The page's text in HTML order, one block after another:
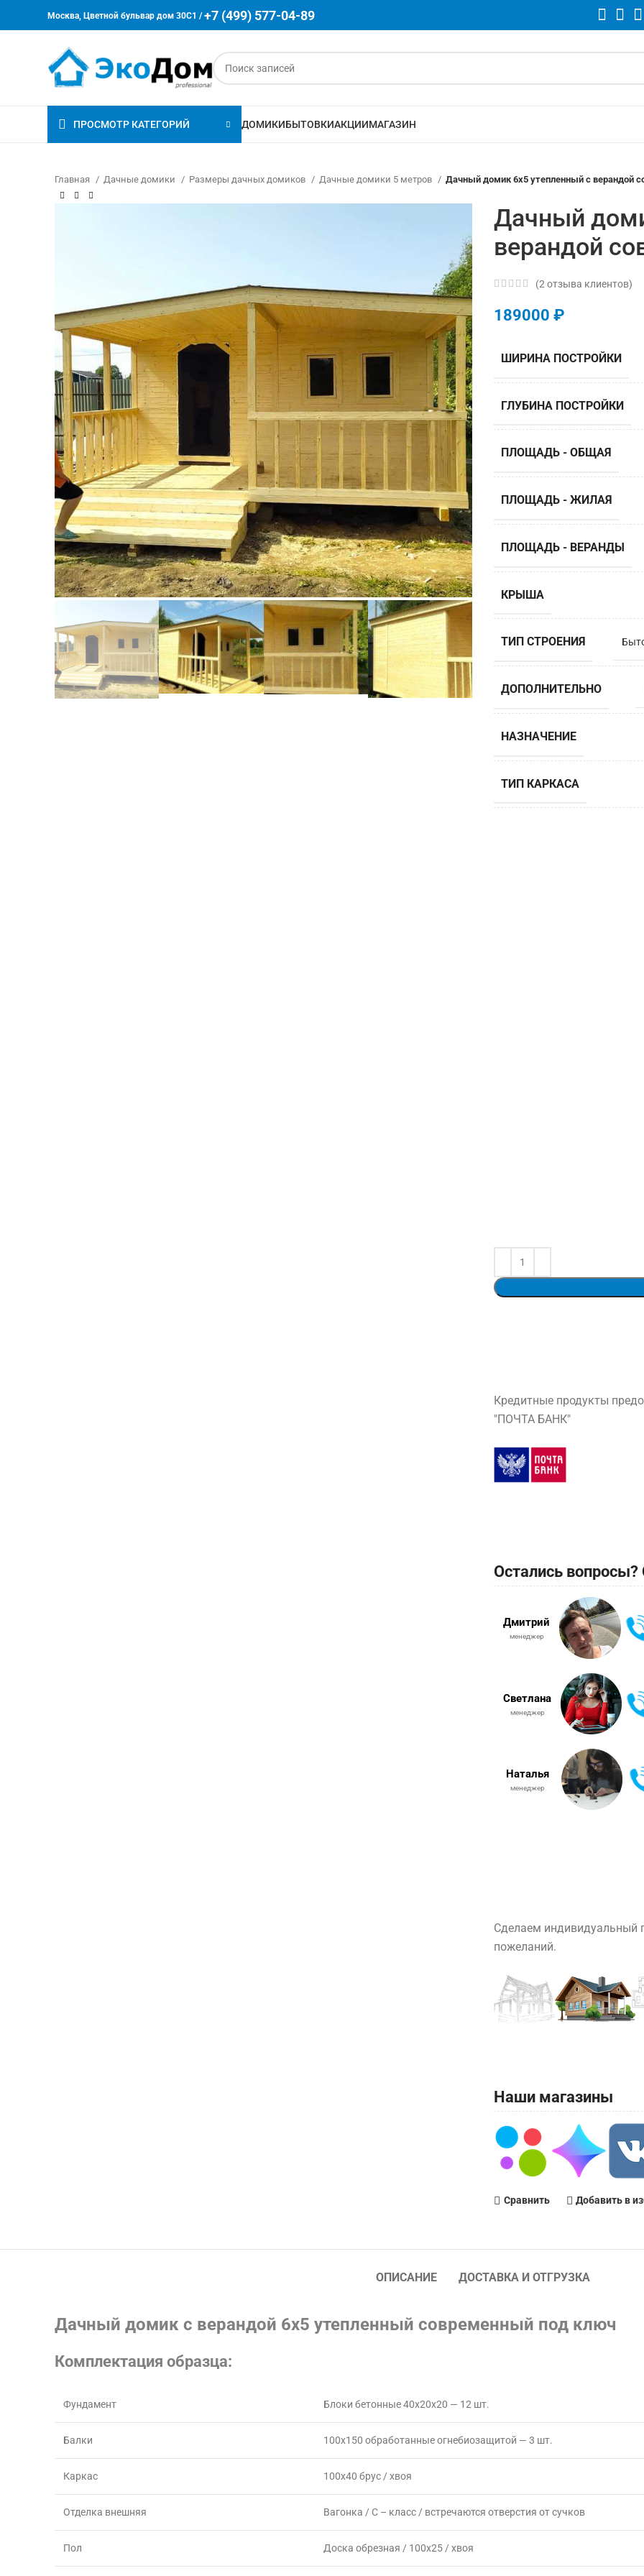
Москва, Цветной бульвар дом 30C1 / +7 (499) 577-04-89
ПРОСМОТР КАТЕГОРИЙ ДОМИКИБЫТОВКИАКЦИИМАГАЗИН
Главная Дачные домики Размеры дачных домиков Дачные домики 5 метров Дачный домик 6х5 утепленный с верандой
Дачный
верандой
(2 отзыва клиентов)
189000 ₽
ШИРИНА ПОСТРОЙКИ
ГЛУБИНА ПОСТРОЙКИ
ПЛОЩАДЬ - ОБЩАЯ
ПЛОЩАДЬ - ЖИЛАЯ
ПЛОЩАДЬ - ВЕРАНДЫ
КРЫША
ТИП СТРОЕНИЯ
ДОПОЛНИТЕЛЬНО
НАЗНАЧЕНИЕ
ТИП КАРКАСА
Кредитные продукты
"ПОЧТА БАНК"
Остались вопросы?
Дмитрий
менеджер
Светлана
менеджер
Наталья
менеджер
Сделаем индивидуальный
пожеланий.
Наши магазины
Сравнить Добавить в
ОПИСАНИЕ ДОСТАВКА И ОТГРУЗКА
Дачный домик с верандой 6х5 утепленный современный под ключ
Комплектация образца:
Фундамент Блоки бетонные 40х20х20 — 12 шт.
Балки 100х150 обработанные огнебиозащитой — 3 шт.
Каркас 100х40 брус / хвоя
Отделка внешняя Вагонка / С – класс / встречаются отверстия от сучков
Пол Доска обрезная / 100х25 / хвоя